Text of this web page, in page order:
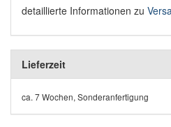
detaillierte Informationen zu
Lieferzeit
ca. 7 Wochen, Sonderanfertigung